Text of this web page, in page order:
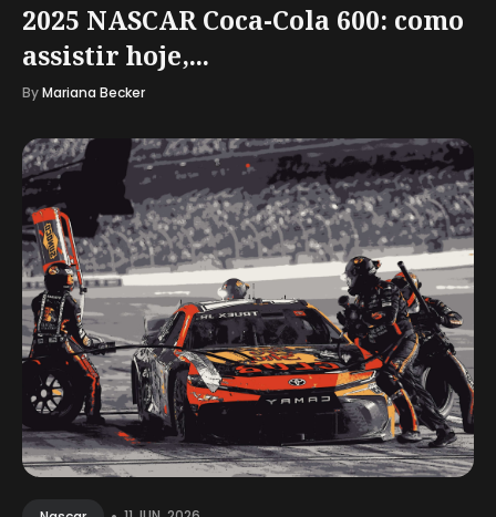
2025 NASCAR Coca-Cola 600: como
assistir hoje,...
ByMariana Becker